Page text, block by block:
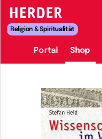
HERDER-MENÜ
Religion & Spiritualität
Portal Shop